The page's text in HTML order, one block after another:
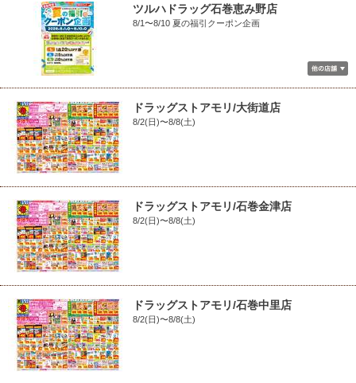
ツルハドラッグ石巻恵み野店
8/1〜8/10 夏の福引クーポン企画
ドラッグストアモリ/大街道店
8/2(日)〜8/8(土)
ドラッグストアモリ/石巻金津店
8/2(日)〜8/8(土)
ドラッグストアモリ/石巻中里店
8/2(日)〜8/8(土)